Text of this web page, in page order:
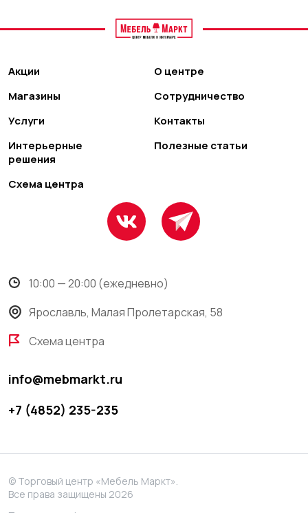
Акции
Магазины
Услуги
Интерьерные
решения
Схема центра
О центре
Сотрудничество
Контакты
Полезные статьи
10:00 — 20:00 (ежедневно)
Ярославль, Малая Пролетарская, 58
Схема центра
info@mebmarkt.ru
+7 (4852) 235-235
© Торговый центр «Мебель Маркт».
Все права защищены 2026